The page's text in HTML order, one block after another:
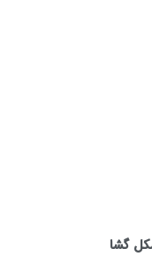
گشا